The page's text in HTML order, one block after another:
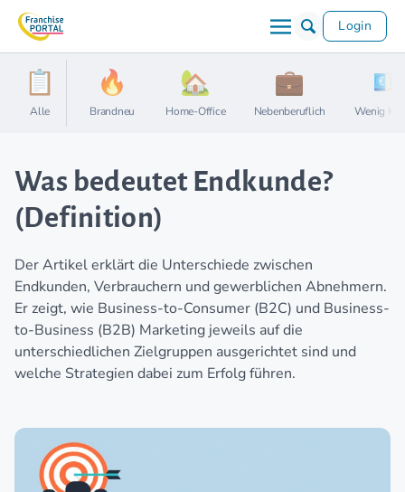
Login
Alle Brandneu Home-Office Nebenberuflich Wenig
Was bedeutet Endkunde?
(Definition)
Der Artikel erklärt die Unterschiede zwischen
Endkunden, Verbrauchern und gewerblichen Abnehmern.
Er zeigt, wie Business-to-Consumer (B2C) und Business-
to-Business (B2B) Marketing jeweils auf die
unterschiedlichen Zielgruppen ausgerichtet sind und
welche Strategien dabei zum Erfolg führen.